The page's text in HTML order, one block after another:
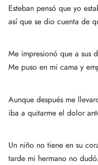
Esteban pensó que yo
así que se dio cuenta de
Me impresionó que a sus
Me puso en mi cama y
Aunque después me
iba a quitarme el dolor
Un niño no tiene en su
tarde mi hermano no